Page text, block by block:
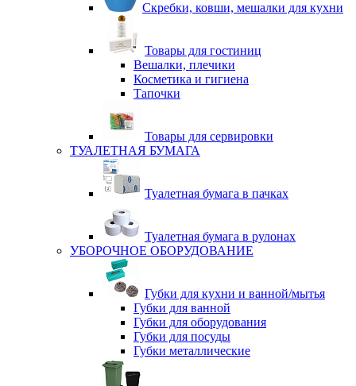
Скребки, ковши, мешалки для кухни
Товары для гостиниц
Вешалки, плечики
Косметика и гигиена
Тапочки
Товары для сервировки
ТУАЛЕТНАЯ БУМАГА
Туалетная бумага в пачках
Туалетная бумага в рулонах
УБОРОЧНОЕ ОБОРУДОВАНИЕ
Губки для кухни и ванной/мытья
Губки для ванной
Губки для оборудования
Губки для посуды
Губки металлические